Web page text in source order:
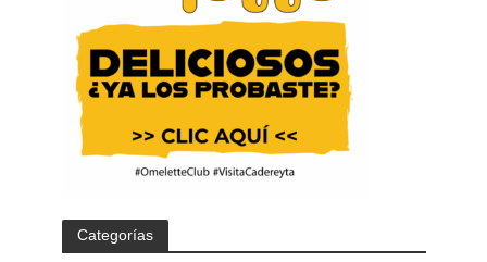
Categorías